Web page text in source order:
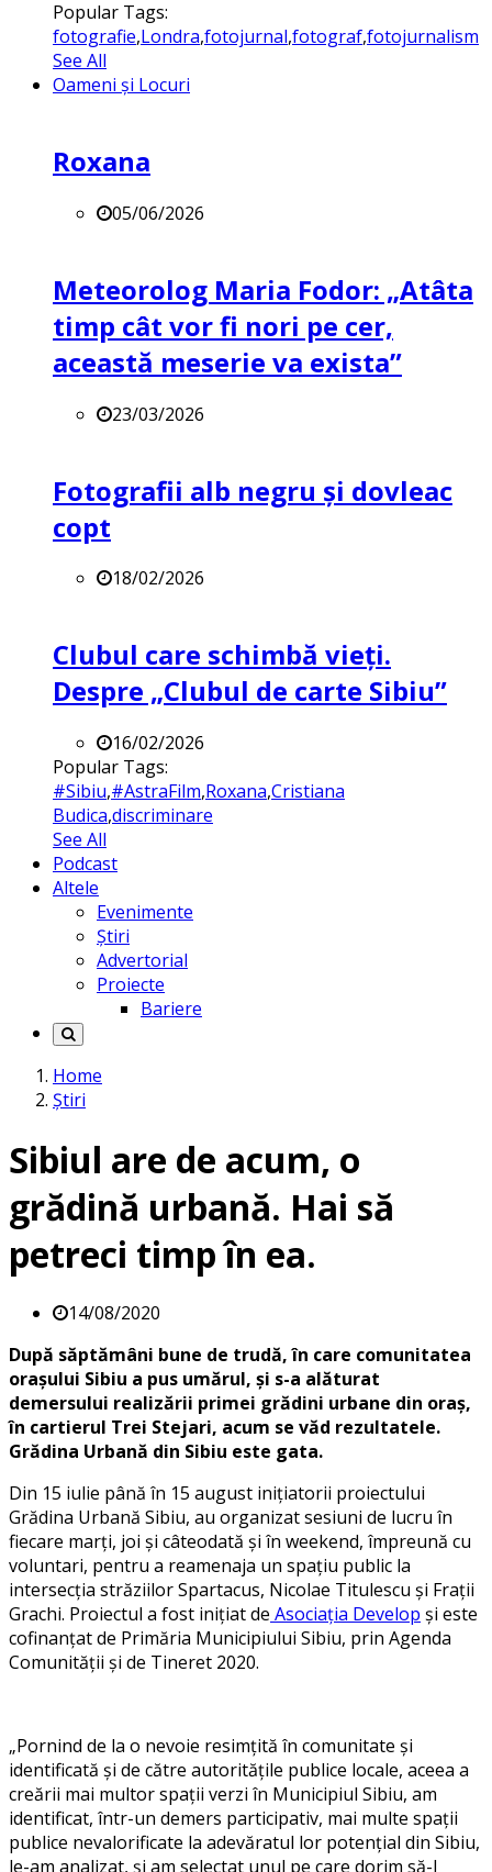
Popular Tags:
fotografie,Londra,fotojurnal,fotograf,fotojurnalism
See All
Oameni și Locuri
Roxana
05/06/2026
Meteorolog Maria Fodor: „Atâta
timp cât vor fi nori pe cer,
această meserie va exista”
23/03/2026
Fotografii alb negru și dovleac
copt
18/02/2026
Clubul care schimbă vieți.
Despre „Clubul de carte Sibiu”
16/02/2026
Popular Tags:
#Sibiu,#AstraFilm,Roxana,Cristiana
Budica,discriminare
See All
Podcast
Altele
Evenimente
Știri
Advertorial
Proiecte
Bariere
Home
Știri
Sibiul are de acum, o
grădină urbană. Hai să
petreci timp în ea.
14/08/2020
După săptămâni bune de trudă, în care comunitatea
orașului Sibiu a pus umărul, și s-a alăturat
demersului realizării primei grădini urbane din oraș,
în cartierul Trei Stejari, acum se văd rezultatele.
Grădina Urbană din Sibiu este gata.
Din 15 iulie până în 15 august inițiatorii proiectului
Grădina Urbană Sibiu, au organizat sesiuni de lucru în
fiecare marți, joi și câteodată și în weekend, împreună cu
voluntari, pentru a reamenaja un spațiu public la
intersecția străziilor Spartacus, Nicolae Titulescu și Frații
Grachi. Proiectul a fost inițiat de Asociația Develop și este
cofinanțat de Primăria Municipiului Sibiu, prin Agenda
Comunității și de Tineret 2020.
„Pornind de la o nevoie resimțită în comunitate și
identificată și de către autoritățile publice locale, aceea a
creării mai multor spații verzi în Municipiul Sibiu, am
identificat, într-un demers participativ, mai multe spații
publice nevalorificate la adevăratul lor potențial din Sibiu,
le-am analizat, și am selectat unul pe care dorim să-l